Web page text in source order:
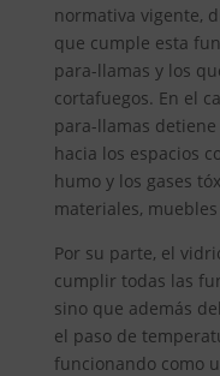
normativa vigente,
que cumple esta
para-llamas y los
cortafuegos. En el
para-llamas
hacia los espacios
humo y los gases
materiales,
Por su parte, el
cumplir todas las
sino que además
el paso de
funcionando como